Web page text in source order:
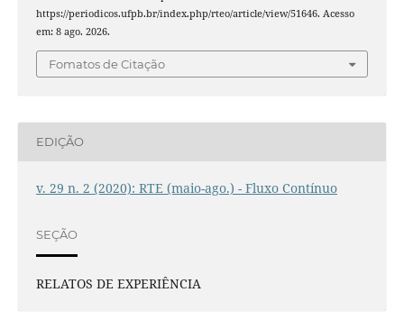
https://periodicos.ufpb.br/index.php/rteo/article/view/51646. Acesso
em: 8 ago. 2026.
Fomatos de Citação
EDIÇÃO
v. 29 n. 2 (2020): RTE (maio-ago.) - Fluxo Contínuo
SEÇÃO
RELATOS DE EXPERIÊNCIA